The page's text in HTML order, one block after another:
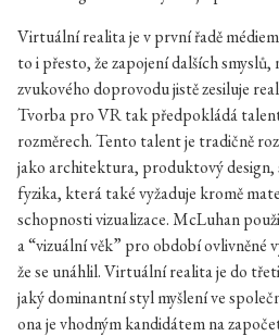
Virtuální realita je v první řadě
to i přesto, že zapojení dalších
zvukového doprovodu jistě zesiluje
Tvorba pro VR tak předpokládá
rozměrech. Tento talent je tradičně
jako architektura, produktový
fyzika, která také vyžaduje kromě
schopnosti vizualizace. McLuhan
a “vizuální věk” pro období ovlivněné
že se unáhlil. Virtuální realita je do
jaký dominantní styl myšlení ve
ona je vhodným kandidátem na